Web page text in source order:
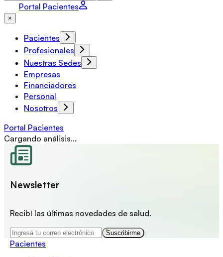
Portal Pacientes
×
Pacientes
Profesionales
Nuestras Sedes
Empresas
Financiadores
Personal
Nosotros
Portal Pacientes
Cargando análisis...
Newsletter
Recibí las últimas novedades de salud.
Suscribirme
Pacientes